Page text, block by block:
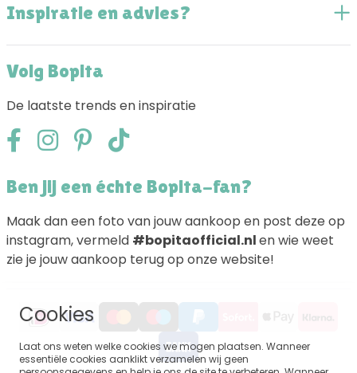
Inspiratie en advies?
Volg Bopita
De laatste trends en inspiratie
Ben jij een échte Bopita-fan?
Maak dan een foto van jouw aankoop en post deze op
instagram, vermeld #bopitaofficial.nlen wie weet
zie je jouw aankoop terug op onze website!
Cookies
Laat ons weten welke cookies we mogen plaatsen. Wanneer
essentiële cookies aanklikt verzamelen wij geen